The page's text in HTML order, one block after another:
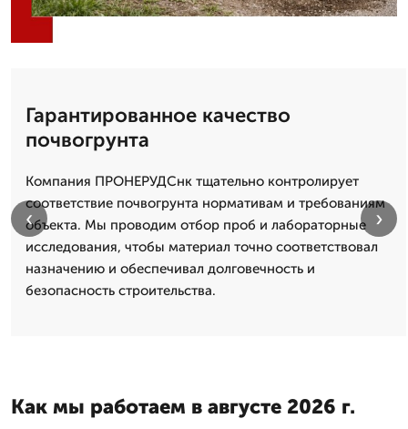
Гарантированное качество
почвогрунта
Компания ПРОНЕРУДСнк тщательно контролирует
соответствие почвогрунта нормативам и требованиям
объекта. Мы проводим отбор проб и лабораторные
исследования, чтобы материал точно соответствовал
назначению и обеспечивал долговечность и
безопасность строительства.
‹ ›
Как мы работаем в августе 2026 г.